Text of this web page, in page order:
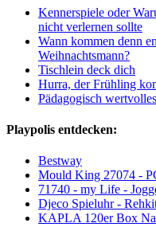
Kennerspiele oder
nicht verlernen sollte
Wann kommen denn
Weihnachtsmann?
Tischlein deck dich
Hurra, der Frühling
Pädagogisch
Playpolis entdecken:
Bestway
Mould King 27074 -
71740 - my Life -
Djeco Spieluhr -
KAPLA 120er Box